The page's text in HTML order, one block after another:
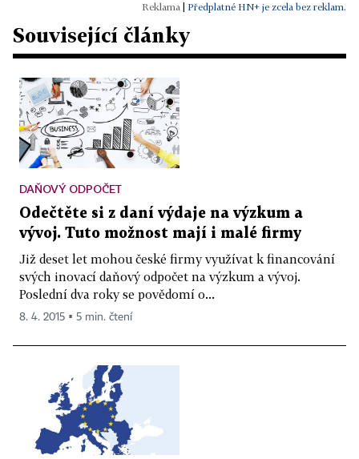
Předplatné HN+ je zcela bez reklam.
Související články
DAŇOVÝ ODPOČET
Odečtěte si z daní výdaje na výzkum a
vývoj. Tuto možnost mají i malé firmy
Již deset let mohou české firmy využívat k financování
svých inovací daňový odpočet na výzkum a vývoj.
Poslední dva roky se povědomí o...
8. 4. 2015 ▪ 5 min. čtení